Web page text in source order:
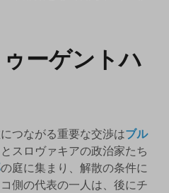
ーゲントハ
つながる重要な交渉はブル
スロヴァキアの政治家たち
の庭に集まり、解散の条件に
側の代表の一人は、後にチ